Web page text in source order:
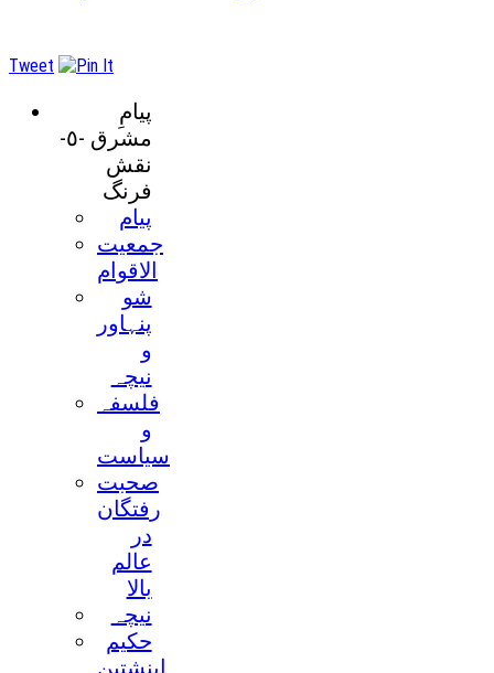
Tweet
پیامِ
مشرق -٥-
نقش
فرنگ
پیام
جمعیت
الاقوام
شو
پنہاور
و
نیچہ
فلسفہ
و
سیاست
صحبت
رفتگان
در
عالم
بالا
نیچہ
حکیم